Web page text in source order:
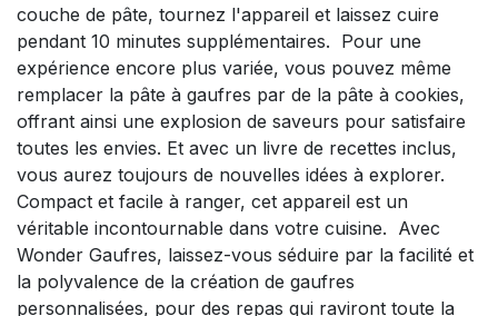
couche de pâte, tournez l'appareil et laissez cuire
pendant 10 minutes supplémentaires. Pour une
expérience encore plus variée, vous pouvez même
remplacer la pâte à gaufres par de la pâte à cookies,
offrant ainsi une explosion de saveurs pour satisfaire
toutes les envies. Et avec un livre de recettes inclus,
vous aurez toujours de nouvelles idées à explorer.
Compact et facile à ranger, cet appareil est un
véritable incontournable dans votre cuisine. Avec
Wonder Gaufres, laissez-vous séduire par la facilité et
la polyvalence de la création de gaufres
personnalisées, pour des repas qui raviront toute la